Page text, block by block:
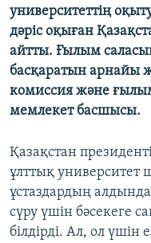
Русский
ЖАЗЫЛЫҢЫЗ
университеттің
дәріс оқыған
айтты. Ғылым
басқаратын арнайы
комиссия және
мемлекет басшысы.
Қазақстан
ұлттық университет
ұстаздардың
сүру үшін бәсекеге
білдірді. Ал, ол